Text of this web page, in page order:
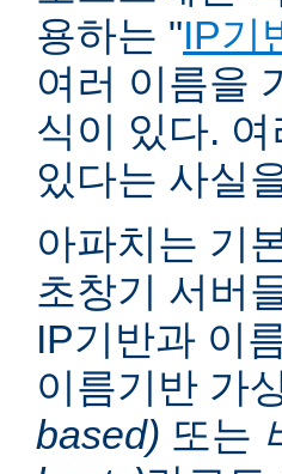
용하는 "IP기
여러 이름을
식이 있다.
있다는 사실
아파치는 기
초창기 서버
IP기반과 이
이름기반 가
based) 또는